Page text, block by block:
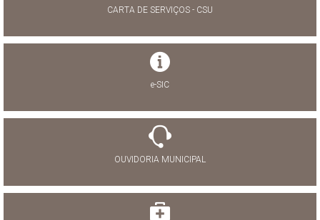
CARTA DE SERVIÇOS - CSU
e-SIC
OUVIDORIA MUNICIPAL